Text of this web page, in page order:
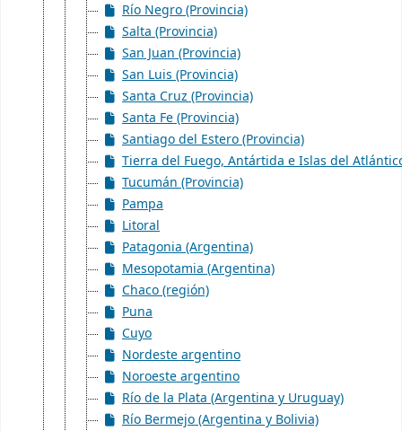
Río Negro (Provincia)
Salta (Provincia)
San Juan (Provincia)
San Luis (Provincia)
Santa Cruz (Provincia)
Santa Fe (Provincia)
Santiago del Estero (Provincia)
Tierra del Fuego, Antártida e Islas del
Tucumán (Provincia)
Pampa
Litoral
Patagonia (Argentina)
Mesopotamia (Argentina)
Chaco (región)
Puna
Cuyo
Nordeste argentino
Noroeste argentino
Río de la Plata (Argentina y Uruguay)
Río Bermejo (Argentina y Bolivia)